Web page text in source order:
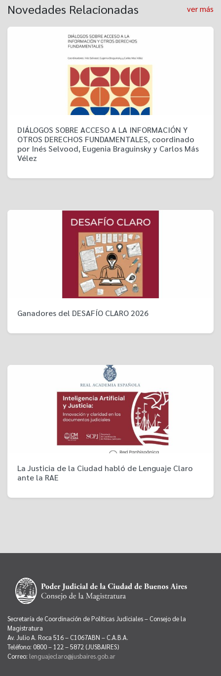
Novedades Relacionadas ver más
DIÁLOGOS SOBRE ACCESO A LA INFORMACIÓN Y
OTROS DERECHOS FUNDAMENTALES, coordinado
por Inés Selvood, Eugenia Braguinsky y Carlos Más
Vélez
Ganadores del DESAFÍO CLARO 2026
La Justicia de la Ciudad habló de Lenguaje Claro
ante la RAE
Secretaría de Coordinación de Políticas Judiciales – Consejo de la
Magistratura
Av. Julio A. Roca 516 – C1067ABN – C.A.B.A.
Teléfono: 0800 – 122 – 5872 (JUSBAIRES)
Correo: lenguajeclaro@jusbaires.gob.ar